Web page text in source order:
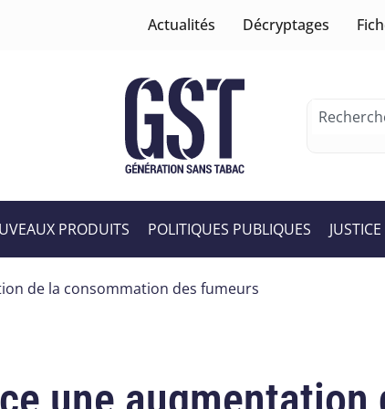
Actualités Décryptages
PRODUITS POLITIQUES PUBLIQUES JUSTICE
de la consommation des fumeurs